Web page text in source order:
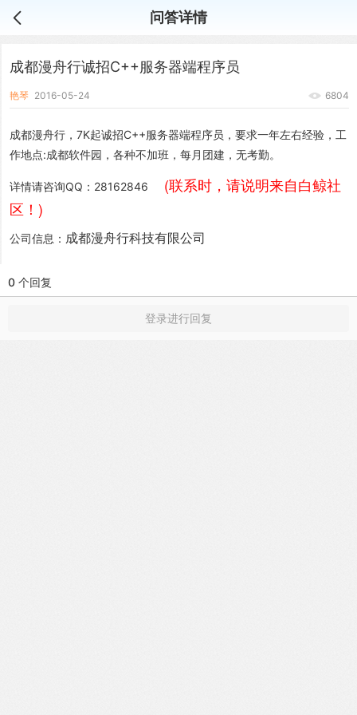
问答详情
成都漫舟行诚招C++服务器端程序员
艳琴 2016-05-24 6804
成都漫舟行，7K起诚招C++服务器端程序员，要求一年左右经验，工
作地点:成都软件园，各种不加班，每月团建，无考勤。
详情请咨询QQ：28162846 (联系时，请说明来自白鲸社
区！)
公司信息： 成都漫舟行科技有限公司
0 个回复
登录进行回复